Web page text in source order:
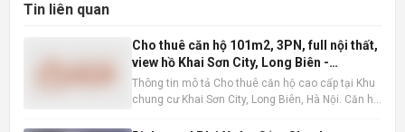
Tin liên quan
Cho thuê căn hộ 101m2, 3PN, full nội thất,
view hồ Khai Sơn City, Long Biên -
16tr/tháng
Thông tin mô tả Cho thuê căn hộ cao cấp tại Khu
chung cư Khai Sơn City, Long Biên, Hà Nội. Căn hộ